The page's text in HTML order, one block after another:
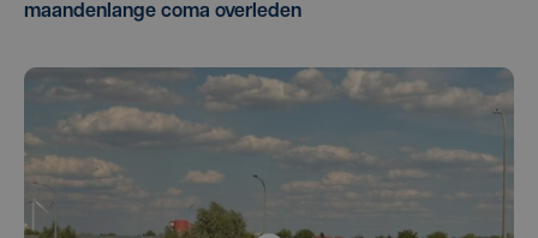
maandenlange coma overleden